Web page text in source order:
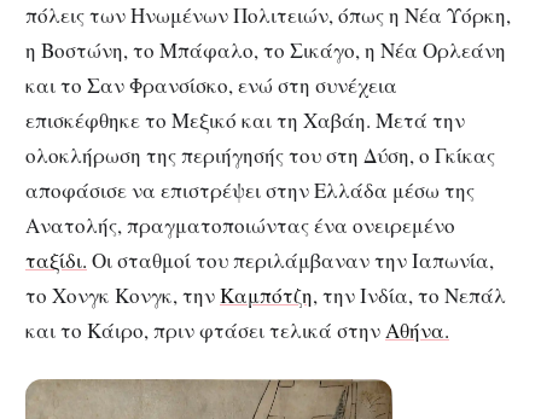
πόλεις των Ηνωμένων Πολιτειών, όπως η Νέα Υόρκη,
η Βοστώνη, το Μπάφαλο, το Σικάγο, η Νέα Ορλεάνη
και το Σαν Φρανσίσκο, ενώ στη συνέχεια
επισκέφθηκε το Μεξικό και τη Χαβάη. Μετά την
ολοκλήρωση της περιήγησής του στη Δύση, ο Γκίκας
αποφάσισε να επιστρέψει στην Ελλάδα μέσω της
Ανατολής, πραγματοποιώντας ένα ονειρεμένο
ταξίδι. Οι σταθμοί του περιλάμβαναν την Ιαπωνία,
το Χονγκ Κονγκ, τηνΚαμπότζη, την Ινδία, το Νεπάλ
και το Κάιρο, πριν φτάσει τελικά στηνΑθήνα.